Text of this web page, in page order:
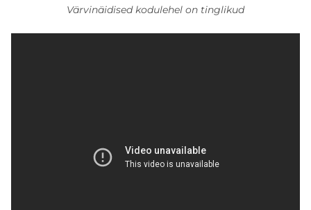
Värvinäidised kodulehel on tinglikud